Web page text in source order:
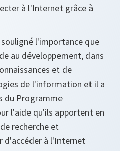
à l'Internet grâce à
l'importance que
au développement, dans
et de
de l'information et il a
du Programme
l'aide qu'ils apportent en
recherche et
d'accéder à l'Internet